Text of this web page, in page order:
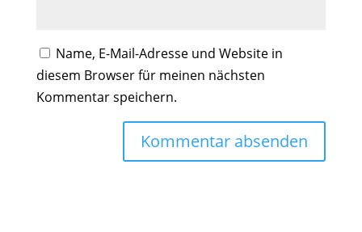
Name, E-Mail-Adresse und Website in
diesem Browser für meinen nächsten
Kommentar speichern.